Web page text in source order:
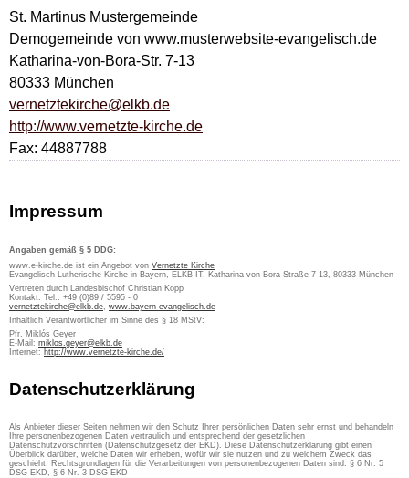
St. Martinus Mustergemeinde
Demogemeinde von www.musterwebsite-evangelisch.de
Katharina-von-Bora-Str. 7-13
80333 München
vernetztekirche@elkb.de
http://www.vernetzte-kirche.de
Fax: 44887788
Impressum
Angaben gemäß § 5 DDG:
www.e-kirche.de ist ein Angebot von Vernetzte Kirche
Evangelisch-Lutherische Kirche in Bayern, ELKB-IT, Katharina-von-Bora-Straße 7-13, 80333 München
Vertreten durch Landesbischof Christian Kopp
Kontakt: Tel.: +49 (0)89 / 5595 - 0
vernetztekirche@elkb.de, www.bayern-evangelisch.de
Inhaltlich Verantwortlicher im Sinne des § 18 MStV:
Pfr. Miklós Geyer
E-Mail: miklos.geyer@elkb.de
Internet: http://www.vernetzte-kirche.de/
Datenschutzerklärung
Als Anbieter dieser Seiten nehmen wir den Schutz Ihrer persönlichen Daten sehr ernst und behandeln
Ihre personenbezogenen Daten vertraulich und entsprechend der gesetzlichen
Datenschutzvorschriften (Datenschutzgesetz der EKD). Diese Datenschutzerklärung gibt einen
Überblick darüber, welche Daten wir erheben, wofür wir sie nutzen und zu welchem Zweck das
geschieht. Rechtsgrundlagen für die Verarbeitungen von personenbezogenen Daten sind: § 6 Nr. 5
DSG-EKD, § 6 Nr. 3 DSG-EKD